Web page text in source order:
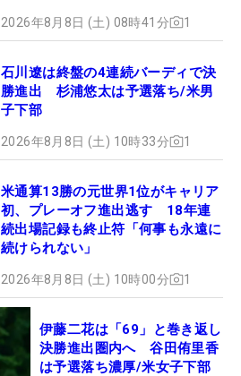
2026年8月8日 (土) 08時41分 1
石川遼は終盤の4連続バーディで決
勝進出 杉浦悠太は予選落ち/米男
子下部
2026年8月8日 (土) 10時33分 1
米通算13勝の元世界1位がキャリア
初、プレーオフ進出逃す 18年連
続出場記録も終止符「何事も永遠に
続けられない」
2026年8月8日 (土) 10時00分 1
伊藤二花は「69」と巻き返し
決勝進出圏内へ 谷田侑里香
は予選落ち濃厚/米女子下部